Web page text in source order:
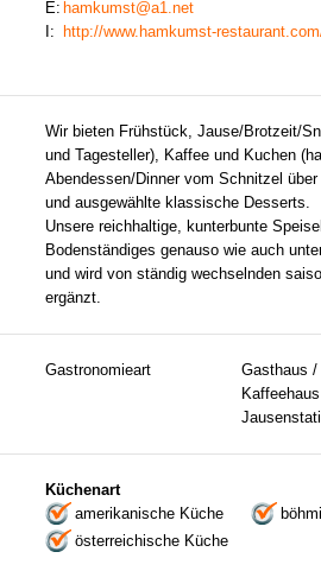
E: hamkumst@a1.net
I:
http://www.hamkumst-
Wir bieten Frühstück, Jause/Brotzeit/
und Tagesteller), Kaffee und Kuchen
Abendessen/Dinner vom Schnitzel
und ausgewählte klassische Desserts.
Unsere reichhaltige, kunterbunte
Bodenständiges genauso wie auch
und wird von ständig wechselnden
ergänzt.
Gastronomieart
Gasthaus
Küchenart
amerikanische Küche
österreichische Küche